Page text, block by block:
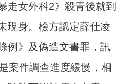
走女外科2》殺青後就到
現身。檢方認定薛仕凌
例》及偽造文書罪，訊
案件調查進度緩慢，相